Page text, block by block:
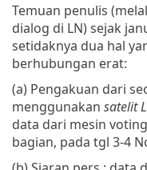
Temuan penulis
dialog di LN) sejak
setidaknya dua hal
berhubungan erat:
(a) Pengakuan dari
menggunakan satelit
data dari mesin
bagian, pada tgl 3-4